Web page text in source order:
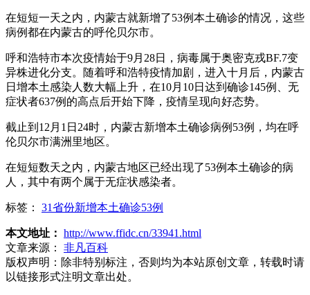
在短短一天之内，内蒙古就新增了53例本土确诊的情况，这些
病例都在内蒙古的呼伦贝尔市。
呼和浩特市本次疫情始于9月28日，病毒属于奥密克戎BF.7变
异株进化分支。随着呼和浩特疫情加剧，进入十月后，内蒙古
日增本土感染人数大幅上升，在10月10日达到确诊145例、无
症状者637例的高点后开始下降，疫情呈现向好态势。
截止到12月1日24时，内蒙古新增本土确诊病例53例，均在呼
伦贝尔市满洲里地区。
在短短数天之内，内蒙古地区已经出现了53例本土确诊的病
人，其中有两个属于无症状感染者。
标签： 31省份新增本土确诊53例
本文地址： http://www.ffidc.cn/33941.html
文章来源：
非凡百科
版权声明： 除非特别标注，否则均为本站原创文章，转载时请
以链接形式注明文章出处。